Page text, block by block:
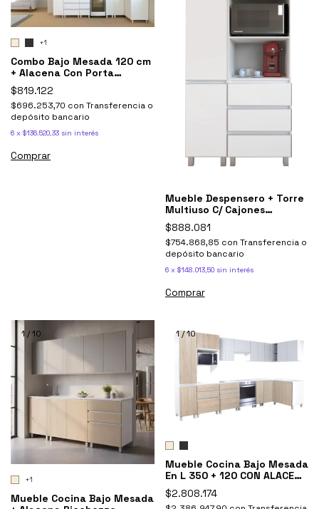
+1
Combo Bajo Mesada 120 cm
+ Alacena Con Porta
Microondas Potenza
$819.122
$696.253,70 con Transferencia o
depósito bancario
6 x $136.520,33 sin interés
Comprar
Mueble Despensero + Torre
Multiuso C/ Cajones
Potenza Blanco
$888.081
$754.868,85 con Transferencia o
depósito bancario
6 x $148.013,50 sin interés
Comprar
1 /10
+1
Mueble Cocina Bajo Mesada
1/10
Mueble Cocina Bajo Mesada
En L 350 + 120 CON ALACENA
Tova Y Portahorno
$2.808.174